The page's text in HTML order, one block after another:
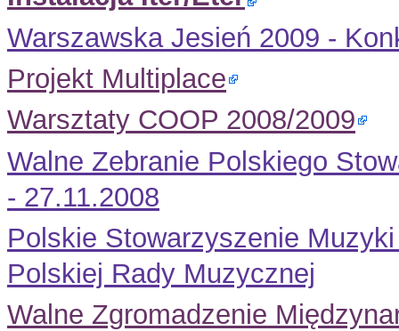
Warszawska Jesień 2009 -
Projekt Multiplace
Warsztaty COOP 2008/2009
Walne Zebranie Polskiego
- 27.11.2008
Polskie Stowarzyszenie
Polskiej Rady Muzycznej
Walne Zgromadzenie